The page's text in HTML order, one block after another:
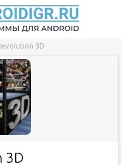
3D
3D